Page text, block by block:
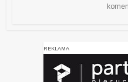
REKLAMA